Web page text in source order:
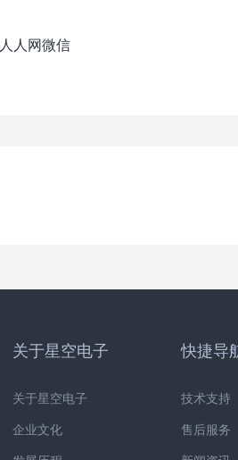
人人网微信
关于星空电子
关于星空电子
企业文化
快捷导
技术支持
售后服务